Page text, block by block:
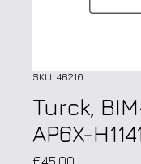
SKU: 46210
Turck,
AP6X-
€45.00